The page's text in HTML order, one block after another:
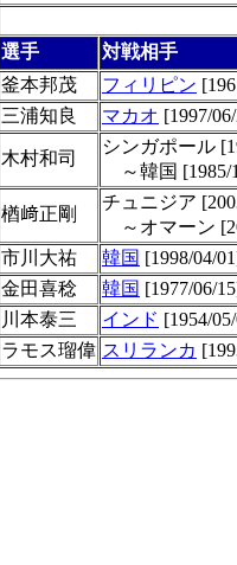
選手 対戦相手
釜本邦茂 フィリピン
三浦知良
マカオ [1997/
木村和司
シンガポール
～韓国 [1985/
楢﨑正剛
チュニジア
～オマーン
市川大祐 韓国 [1998/04/
金田喜稔 韓国 [1977/06/
川本泰三 インド [1954/
ラモス瑠偉 スリランカ